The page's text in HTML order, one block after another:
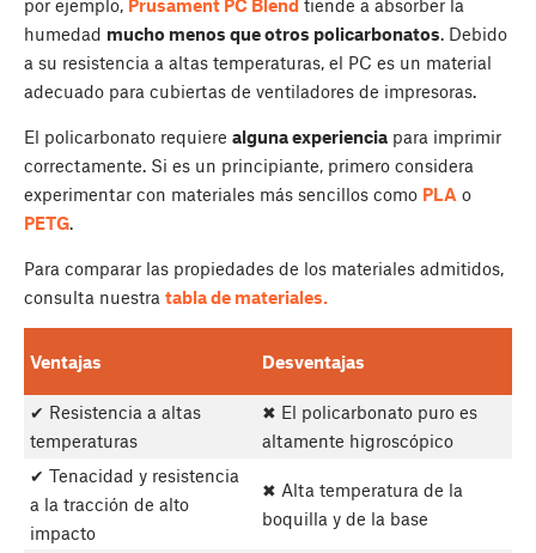
por ejemplo, Prusament PC Blend tiende a absorber la
humedad mucho menos que otros policarbonatos. Debido
a su resistencia a altas temperaturas, el PC es un material
adecuado para cubiertas de ventiladores de impresoras.
El policarbonato requiere alguna experiencia para imprimir
correctamente. Si es un principiante, primero considera
experimentar con materiales más sencillos como PLA o
PETG.
Para comparar las propiedades de los materiales admitidos,
consulta nuestra tabla de materiales.
Ventajas Desventajas
✔ Resistencia a altas
temperaturas
✖ El policarbonato puro es
altamente higroscópico
✔ Tenacidad y resistencia
a la tracción de alto
impacto
✖ Alta temperatura de la
boquilla y de la base